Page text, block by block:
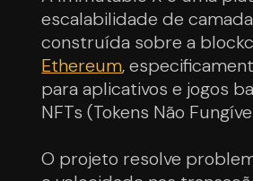
escalabilidade de
construída sobre a
Ethereum,
para aplicativos e jogos
NFTs (Tokens Não
O projeto resolve